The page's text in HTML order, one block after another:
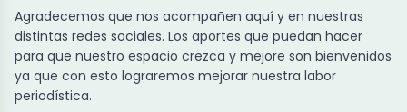
Agradecemos que nos acompañen aquí y en nuestras
distintas redes sociales. Los aportes que puedan hacer
para que nuestro espacio crezca y mejore son bienvenidos
ya que con esto lograremos mejorar nuestra labor
periodística.